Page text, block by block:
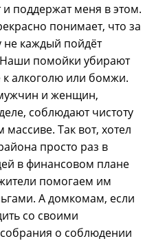
поддержат меня в этом.
понимает, что за
не каждый пойдёт
помойки убирают
к алкоголю или бомжи.
и женщин,
соблюдают чистоту
Так вот, хотел
просто раз в
в финансовом плане
помогаем им
А домкомам, если
со своими
о соблюдении